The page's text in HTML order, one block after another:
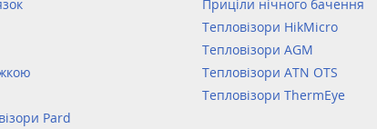
Pard
Приціли нічного бачення
Тепловізори HikMicro
Тепловізори AGM
Тепловізори ATN OTS
Тепловізори ThermEye